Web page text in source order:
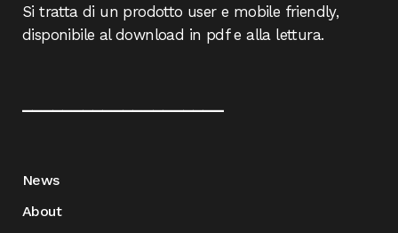
Si tratta di un prodotto user e mobile friendly,
disponibile al download in pdf e alla lettura.
News
About